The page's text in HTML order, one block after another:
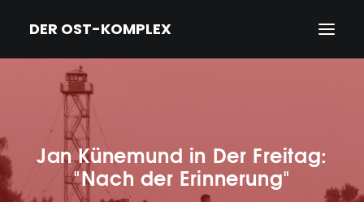
DER OST-KOMPLEX
DER FILM
TRAILER
Jan Künemund in Der Freitag:
"Nach der Erinnerung"